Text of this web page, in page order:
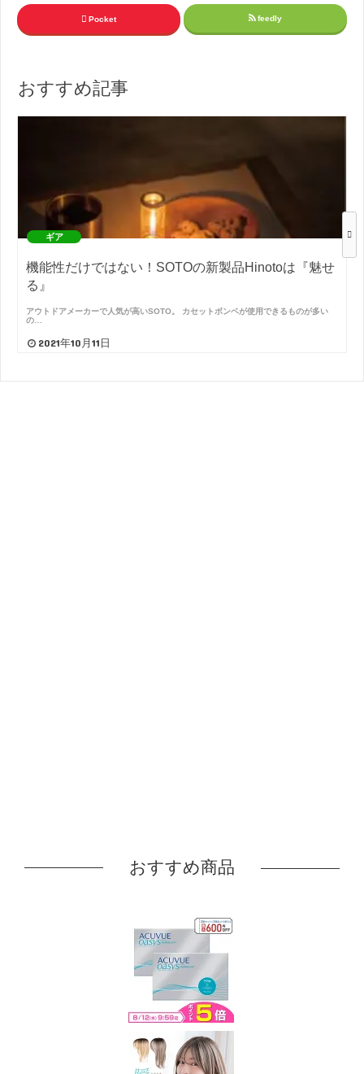
Pocket feedly
おすすめ記事
ギア
機能性だけではない！SOTOの新製品Hinotoは『魅せ
る』
アウトドアメーカーで人気が高いSOTO。 カセットボンベが使用できるものが多い
の…
2021年10月11日
おすすめ商品